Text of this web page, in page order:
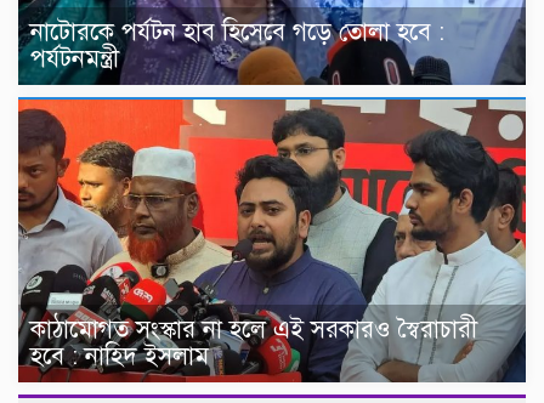
নাটোরকে পর্যটন হাব হিসেবে গড়ে তোলা হবে :
পর্যটনমন্ত্রী
কাঠামোগত সংস্কার না হলে এই সরকারও স্বৈরাচারী
হবে : নাহিদ ইসলাম